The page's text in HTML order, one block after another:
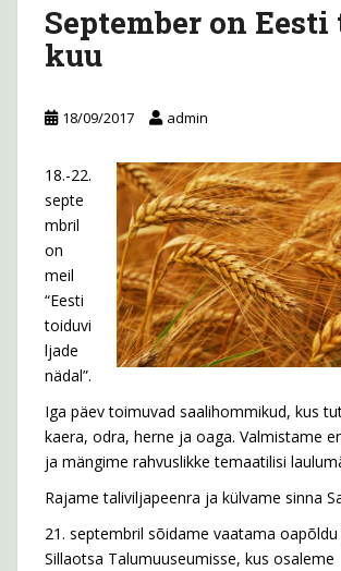
September on
kuu
18/09/2017 admin
18.-22.
septe
mbril
on
meil
“Eesti
toiduvi
ljade
nädal”.
Iga päev toimuvad saalihommikud, kus
kaera, odra, herne ja oaga. Valmistame
ja mängime rahvuslikke temaatilisi
Rajame taliviljapeenra ja külvame sinna
21. septembril sõidame vaatama oapõldu
Sillaotsa Talumuuseumisse, kus osaleme